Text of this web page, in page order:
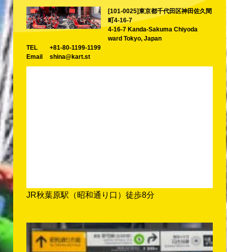
東京 品川 東京 秋葉原 #1
東京 秋葉原 #2 東京 渋谷
東京 渋谷アネックス
[101-0025]東京都千代田区神田佐久間
町4-16-7
4-16-7 Kanda-Sakuma Chiyoda
ward Tokyo, Japan
TEL
+81-80-1199-1199
Email
shina@kart.st
JR秋葉原駅（昭和通り口）徒歩8分